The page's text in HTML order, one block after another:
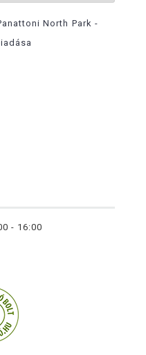
North Park -
- 16:00